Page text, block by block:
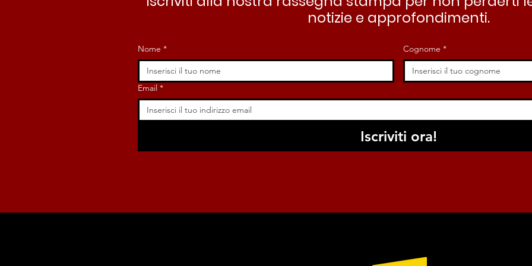
notizie e approfondimenti.
Nome * Cognome *
Email *
Iscriviti ora!